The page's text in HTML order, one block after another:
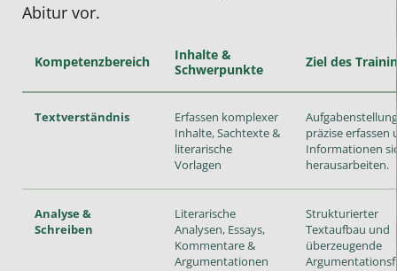
Abitur vor.
Kompetenzbereich
Inhalte &
Schwerpunkte
Ziel des
Textverständnis
Erfassen komplexer
Inhalte, Sachtexte &
literarische
Vorlagen
präzise erfassen
Informationen
herausarbeiten.
Analyse &
Schreiben
Literarische
Analysen, Essays,
Kommentare &
Argumentationen
Strukturierter
Textaufbau und
überzeugende